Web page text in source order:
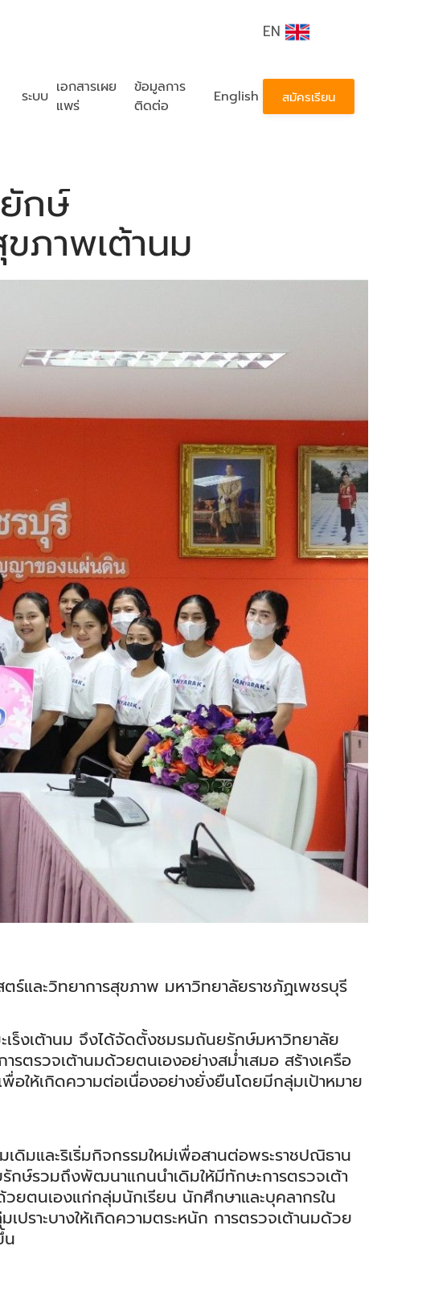
ระบบ เอกสารเผย
แพร่
ข้อมูลการ
ติดต่อ
English
EN
สมัครเรียน
กษ์
ภาพเต้านม
ละวิทยาการสุขภาพ มหาวิทยาลัยราชภัฏเพชรบุรี
เร็งเต้านม จึงได้จัดตั้งชมรมถันยรักษ์มหาวิทยาลัย
รตรวจเต้านมด้วยตนเองอย่างสม่ำเสมอ สร้างเครือ
อให้เกิดความต่อเนื่องอย่างยั่งยืนโดยมีกลุ่มเป้าหมาย
และริเริ่มกิจกรรมใหม่เพื่อสานต่อพระราชปณิธาน
กษ์รวมถึงพัฒนาแกนนำเดิมให้มีทักษะการตรวจเต้า
วยตนเองแก่กลุ่มนักเรียน นักศึกษาและบุคลากรใน
ปราะบางให้เกิดความตระหนัก การตรวจเต้านมด้วย
น